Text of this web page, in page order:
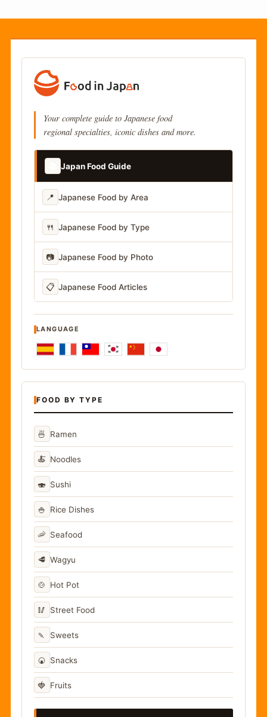
Your complete guide to Japanese food
regional specialties, iconic dishes and more.
Japan Food Guide
📍 Japanese Food by Area
🍴 Japanese Food by Type
📷 Japanese Food by Photo
📋 Japanese Food Articles
LANGUAGE
FOOD BY TYPE
🍜 Ramen
🍝 Noodles
🍣 Sushi
🍚 Rice Dishes
🦐 Seafood
🥩 Wagyu
🍲 Hot Pot
🥢 Street Food
🍡 Sweets
🍘 Snacks
🍓 Fruits